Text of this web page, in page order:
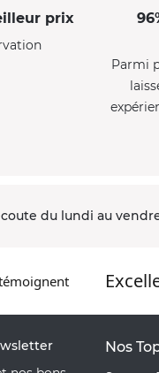
prix
Parmi
du lundi au
Nos